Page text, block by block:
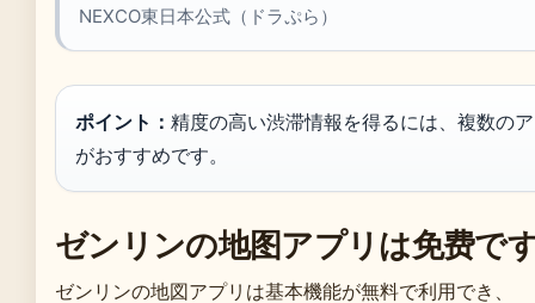
NEXCO東日本公式（ドラぷら）
ポイント： 精度の高い渋滞情報を得るには、複数の
がおすすめです。
ゼンリンの地图アプリは免费で
ゼンリンの地図アプリは基本機能が無料で利用でき、